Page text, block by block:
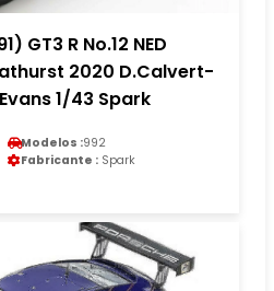
GT3 R No.12 NED
2020 D.Calvert-
1/43 Spark
Modelos :992
Fabricante : Spark